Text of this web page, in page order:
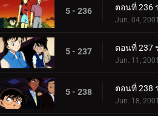
5 - 236
Jun. 04, 2001
5 - 237
Jun. 11, 2001
5 - 238
Jun. 18, 2001